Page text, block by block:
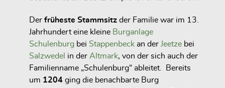
Der früheste Stammsitz der Familie war im 13.
Jahrhundert eine kleine Burganlage
Schulenburg bei Stappenbeck an der Jeetze bei
Salzwedel in der Altmark, von der sich auch der
Familienname „Schulenburg“ ableitet. Bereits
um 1204 ging die benachbarte Burg